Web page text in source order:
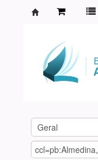
Agamenon
Magalhães